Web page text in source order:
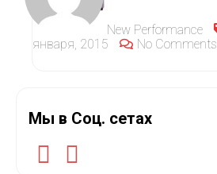
New Performance
января, 2015
No Comments
Мы в Соц. сетах